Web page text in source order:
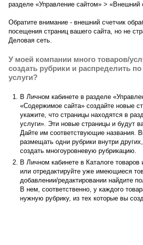
разделе «Управление сайтом» > «Внешний
Обратите внимание - внешний счетчик
посещения страниц вашего сайта, но не
Деловая сеть.
У моей компании много товаров/
создать рубрики и распределить
услуги?
В Личном кабинете в разделе
«Содержимое сайта» создайте новые
укажите, что страницы находятся в
услуги». Эти новые страницы и будут
Дайте им соответствующие названия.
размещать одни рубрики внутри
создать многоуровневую рубрикацию.
В Личном кабинете в Каталоге товаров
или отредактируйте уже имеющиеся
добавлении/редактировании найдите
В нем, соответственно, у каждого
нужную рубрику, из тех которые вы